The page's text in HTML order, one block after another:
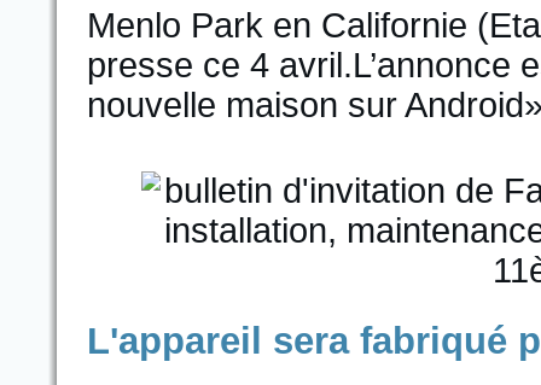
Menlo Park en Californie
presse ce 4 avril.L’annonce
nouvelle maison sur
L'appareil sera fabriqué